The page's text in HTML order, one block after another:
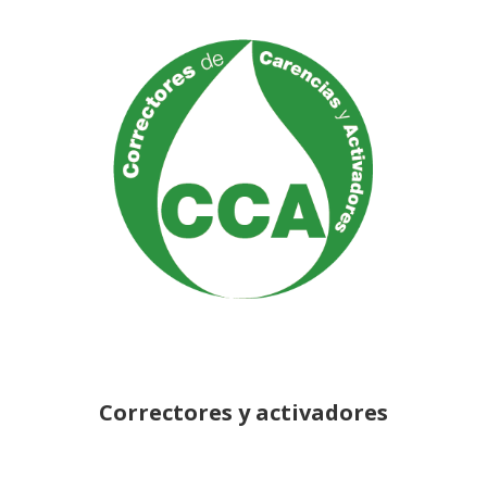
Correctores y activadores